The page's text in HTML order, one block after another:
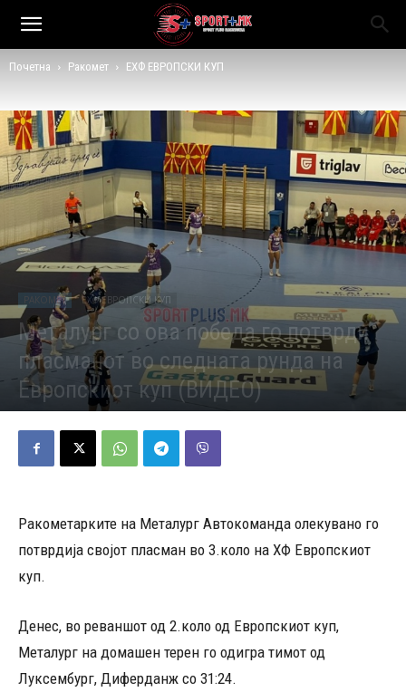
Почетна Ракомет ЕХФ ЕВРОПСКИ КУП
РАКОМЕТ ЕХФ ЕВРОПСКИ КУП
Металург со ова победа го потврди
пласманот во следната рунда на
Европскиот куп (ВИДЕО)
Ракометарките на Металург Автокоманда олекувано го
потврдија својот пласман во 3.коло на ХФ Европскиот
куп.
Денес, во реваншот од 2.коло од Европскиот куп,
Металург на домашен терен го одигра тимот од
Луксембург, Диферданж со 31:24.